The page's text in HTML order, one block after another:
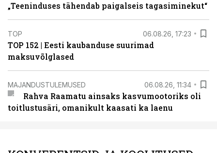
„Teeninduses tähendab paigalseis tagasiminekut“
TOP 06.08.26, 17:23
TOP 152 | Eesti kaubanduse suurimad
maksuvõlglased
MAJANDUSTULEMUSED 06.08.26, 11:34
Rahva Raamatu ainsaks kasvumootoriks oli
toitlustusäri, omanikult kaasati ka laenu